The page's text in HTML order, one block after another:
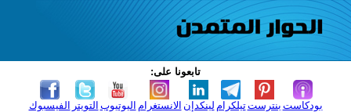
تابعونا على:
الفيسبوك التويتر اليوتيوب الانستغرام لينكدإن تيلكرامبنترست بودكاست